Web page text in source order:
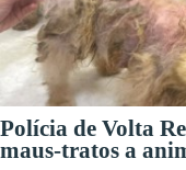
Polícia de Volta
maus-tratos a